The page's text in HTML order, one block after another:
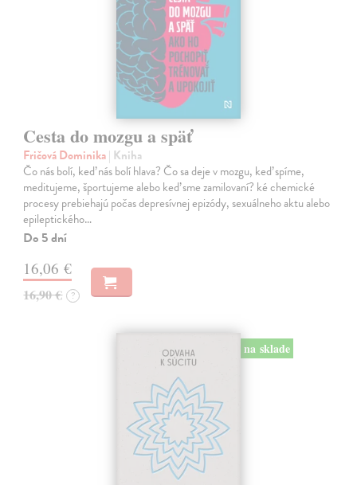
Cesta do mozgu a späť
Fričová Dominika| Kniha
Čo nás bolí, keď nás bolí hlava? Čo sa deje v mozgu, keď spíme,
meditujeme, športujeme alebo keď sme zamilovaní? ké chemické
procesy prebiehajú počas depresívnej epizódy, sexuálneho aktu alebo
epileptického…
Do 5 dní
16,06 €
16,90 € ?
na sklade